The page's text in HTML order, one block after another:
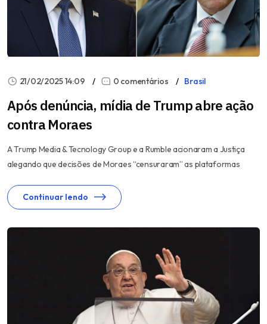
21/02/2025 14:09 0 comentários Brasil
Após denúncia, mídia de Trump abre ação
contra Moraes
A Trump Media & Tecnology Group e a Rumble acionaram a Justiça
alegando que decisões de Moraes “censuraram” as plataformas
Continuar lendo